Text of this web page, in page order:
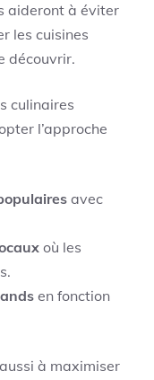
aideront à éviter
les cuisines
découvrir.
culinaires
l’approche
avec
où les
en fonction
à maximiser